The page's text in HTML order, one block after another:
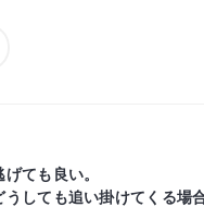
ても良い。
うしても追い掛けてくる場